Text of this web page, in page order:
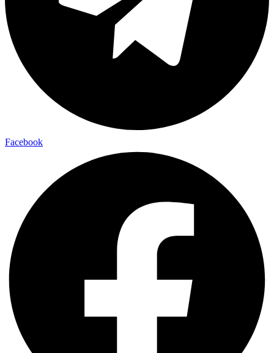
Facebook